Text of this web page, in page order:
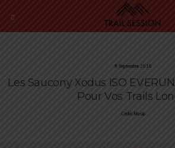
8 Septembre 2016
Les Saucony Xodus ISO
Pour Vos Trails
Cédric Masip